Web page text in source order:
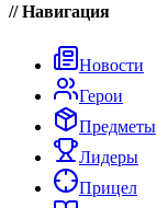
// Навигация
Новости
Герои
Предметы
Лидеры
Прицел